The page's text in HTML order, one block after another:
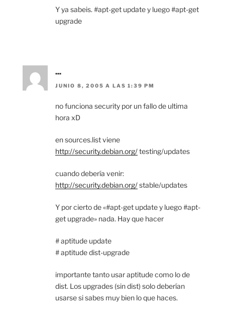
Y ya sabeis. #apt-get update y luego #apt-get
upgrade
...
JUNIO 8, 2005 A LAS 1:39 PM
no funciona security por un fallo de ultima
hora xD
en sources.list viene
http://security.debian.org/testing/updates
cuando debería venir:
http://security.debian.org/stable/updates
Y por cierto de «#apt-get update y luego #apt-
get upgrade» nada. Hay que hacer
# aptitude update
# aptitude dist-upgrade
importante tanto usar aptitude como lo de
dist. Los upgrades (sin dist) solo deberían
usarse si sabes muy bien lo que haces.